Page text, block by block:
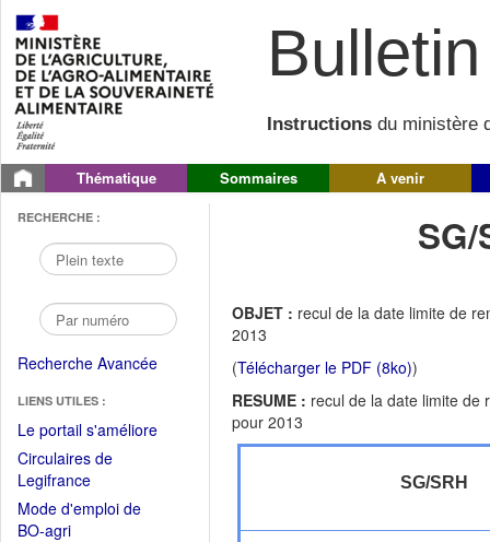
Instructions du ministère
Thématique Sommaires A venir
RECHERCHE :
Recherche Avancée
LIENS UTILES :
Le portail s'améliore(Fichier
Circulaires de
Legifrance(Ouvrir
dans
une
Mode d'emploi de
BO-agri(Ouvrir
SG/
OBJET : recul de la date limite de
2013
(Télécharger le PDF (8ko))
RESUME : recul de la date limite de
pour 2013
SG/SRH